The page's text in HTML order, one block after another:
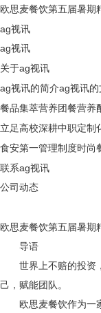
欧思麦餐饮第五届暑期
ag视讯
ag视讯
关于ag视讯
ag视讯的简介ag视讯的
餐品集萃营养团餐营养
立足高校深耕中职定制
食安第一管理制度时尚
联系ag视讯
公司动态
欧思麦餐饮第五届暑期
导语
世界上不赔的投资
己，赋能团队。
欧思麦餐饮作为一